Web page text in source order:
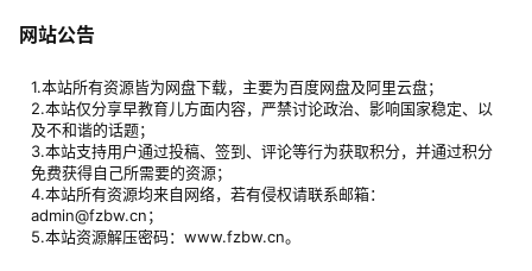
网站公告
1.本站所有资源皆为网盘下载，主要为百度网盘及阿里云盘；
2.本站仅分享早教育儿方面内容，严禁讨论政治、影响国家稳定、以
及不和谐的话题；
3.本站支持用户通过投稿、签到、评论等行为获取积分，并通过积分
免费获得自己所需要的资源；
4.本站所有资源均来自网络，若有侵权请联系邮箱：
admin@fzbw.cn；
5.本站资源解压密码：www.fzbw.cn。